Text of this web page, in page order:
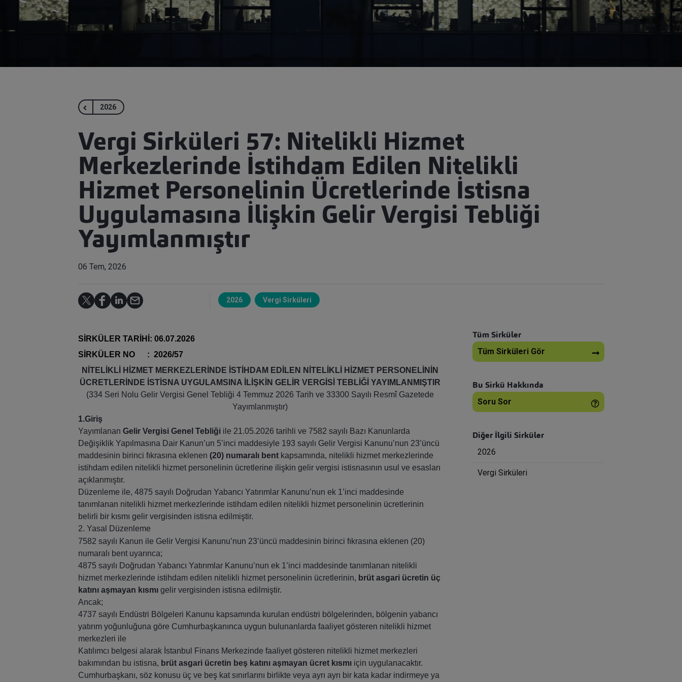
2026
Vergi Sirküleri 57: Nitelikli Hizmet
Merkezlerinde İstihdam Edilen Nitelikli
Hizmet Personelinin Ücretlerinde İstisna
Uygulamasına İlişkin Gelir Vergisi Tebliği
Yayımlanmıştır
06 Tem, 2026
2026 Vergi Sirküleri
SİRKÜLER TARİHİ: 06.07.2026
SİRKÜLER NO : 2026/57
NİTELİKLİ HİZMET MERKEZLERİNDE İSTİHDAM EDİLEN NİTELİKLİ HİZMET PERSONELİNİN
ÜCRETLERİNDE İSTİSNA UYGULAMSINA İLİŞKİN GELİR VERGİSİ TEBLİĞİ YAYIMLANMIŞTIR
(334 Seri Nolu Gelir Vergisi Genel Tebliği 4 Temmuz 2026 Tarih ve 33300 Sayılı Resmî Gazetede
Yayımlanmıştır)
1.Giriş
Yayımlanan Gelir Vergisi Genel Tebliği ile 21.05.2026 tarihli ve 7582 sayılı Bazı Kanunlarda
Değişiklik Yapılmasına Dair Kanun’un 5’inci maddesiyle 193 sayılı Gelir Vergisi Kanunu’nun 23’üncü
maddesinin birinci fıkrasına eklenen (20) numaralı bentkapsamında, nitelikli hizmet merkezlerinde
istihdam edilen nitelikli hizmet personelinin ücretlerine ilişkin gelir vergisi istisnasının usul ve esasları
açıklanmıştır.
Düzenleme ile, 4875 sayılı Doğrudan Yabancı Yatırımlar Kanunu’nun ek 1’inci maddesinde
tanımlanan nitelikli hizmet merkezlerinde istihdam edilen nitelikli hizmet personelinin ücretlerinin
belirli bir kısmı gelir vergisinden istisna edilmiştir.
2. Yasal Düzenleme
7582 sayılı Kanun ile Gelir Vergisi Kanunu’nun 23’üncü maddesinin birinci fıkrasına eklenen (20)
numaralı bent uyarınca;
4875 sayılı Doğrudan Yabancı Yatırımlar Kanunu’nun ek 1’inci maddesinde tanımlanan nitelikli
hizmet merkezlerinde istihdam edilen nitelikli hizmet personelinin ücretlerinin, brüt asgari ücretin üç
katını aşmayan kısmıgelir vergisinden istisna edilmiştir.
Ancak;
4737 sayılı Endüstri Bölgeleri Kanunu kapsamında kurulan endüstri bölgelerinden, bölgenin yabancı
yatırım yoğunluğuna göre Cumhurbaşkanınca uygun bulunanlarda faaliyet gösteren nitelikli hizmet
merkezleri ile
Katılımcı belgesi alarak İstanbul Finans Merkezinde faaliyet gösteren nitelikli hizmet merkezleri
bakımından bu istisna, brüt asgari ücretin beş katını aşmayan ücret kısmıiçin uygulanacaktır.
Cumhurbaşkanı, söz konusu üç ve beş kat sınırlarını birlikte veya ayrı ayrı bir kata kadar indirmeye ya
Tüm Sirküler
Tüm Sirküleri Gör
Bu Sirkü Hakkında
Soru Sor
Diğer İlgili Sirküler
2026
Vergi Sirküleri